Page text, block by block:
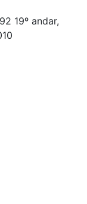
19º andar,